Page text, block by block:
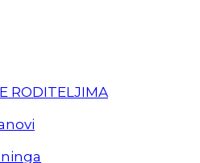
RODITELJIMA